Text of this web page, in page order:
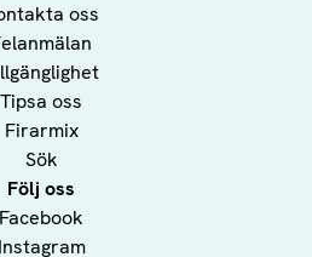
oss
Tipsa oss
Firarmix
Sök
Följ oss
Facebook
Instagram